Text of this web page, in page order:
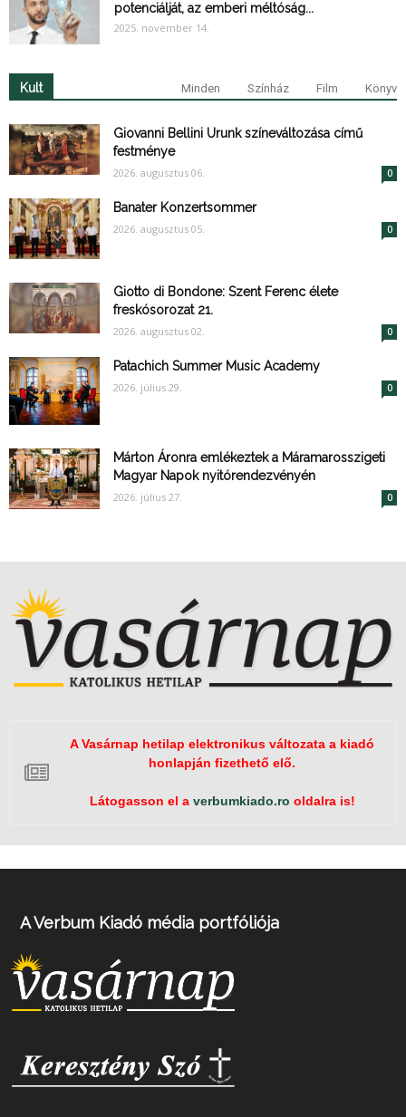
potenciálját, az emberi méltóság...
2025. november 14.
Kult Minden Színház Film Könyv
Giovanni Bellini Urunk színeváltozása című
festménye
2026. augusztus 06. 0
Banater Konzertsommer
2026. augusztus 05. 0
Giotto di Bondone: Szent Ferenc élete
freskósorozat 21.
2026. augusztus 02. 0
Patachich Summer Music Academy
2026. július 29. 0
Márton Áronra emlékeztek a Máramarosszigeti
Magyar Napok nyitórendezvényén
2026. július 27. 0
A Vasárnap hetilap elektronikus változata a kiadó
honlapján fizethető elő.
Látogasson el a verbumkiado.ro oldalra is!
A Verbum Kiadó média portfóliója